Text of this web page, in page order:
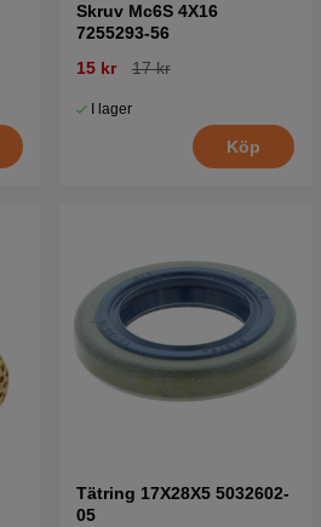
Skruv Mc6S 4X16
7255293-56
15 kr
17 kr
I lager
Köp
Tätring 17X28X5 5032602-
05